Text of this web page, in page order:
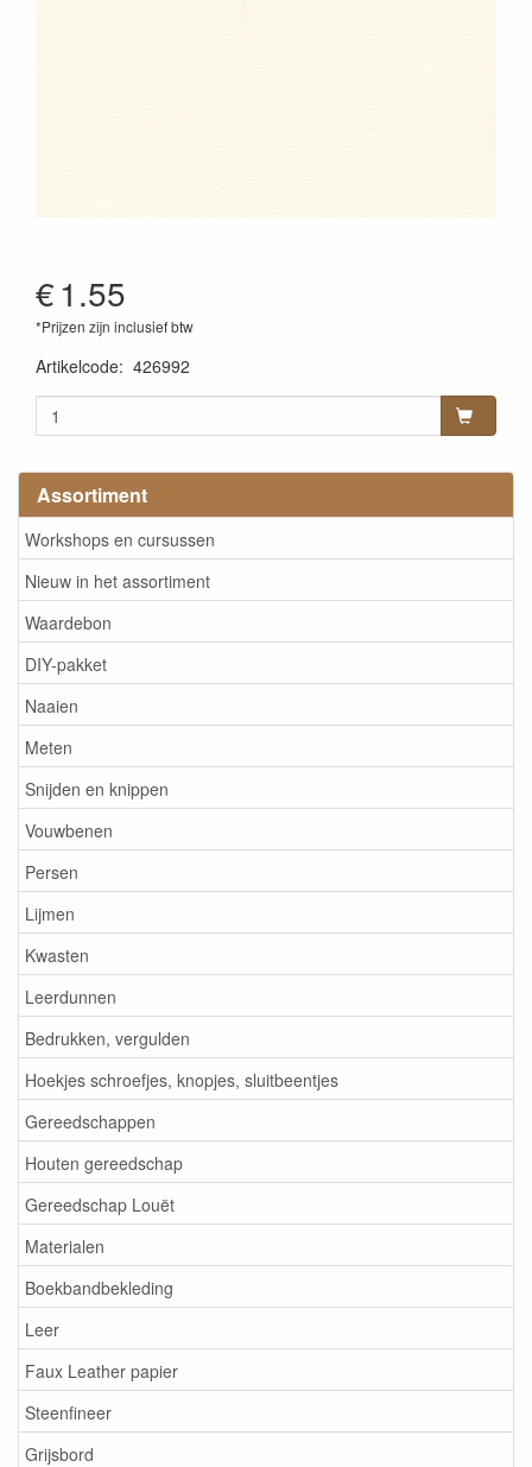
Assortiment
Workshops en cursussen
Nieuw in het assortiment
Waardebon
DIY-pakket
Naaien
Meten
Snijden en knippen
Vouwbenen
Persen
Lijmen
Kwasten
Leerdunnen
Bedrukken, vergulden
Hoekjes schroefjes, knopjes, sluitbeentjes
Gereedschappen
Houten gereedschap
Gereedschap Louët
Materialen
Boekbandbekleding
Leer
Faux Leather papier
Steenfineer
Grijsbord
€1.55
*Prijzen zijn inclusief btw
Artikelcode: 426992